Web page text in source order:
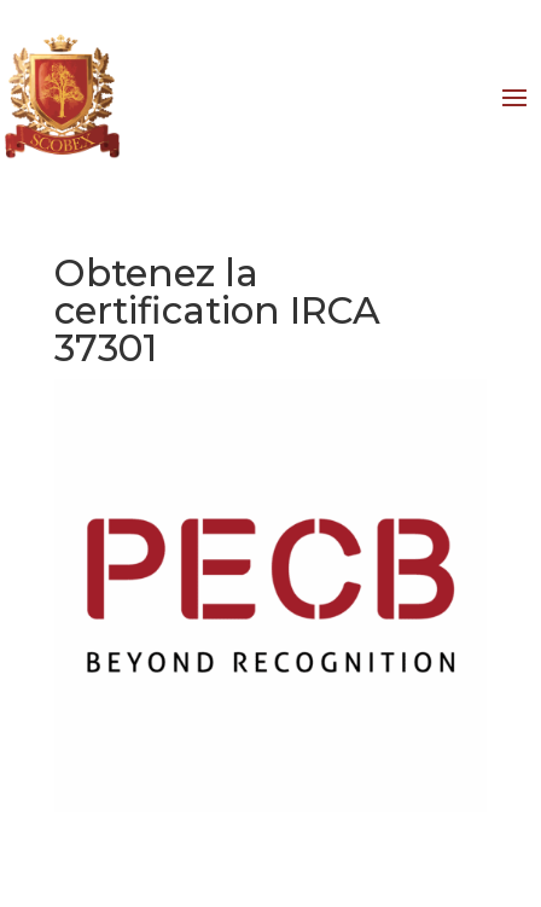
Obtenez la
certification IRCA
37301